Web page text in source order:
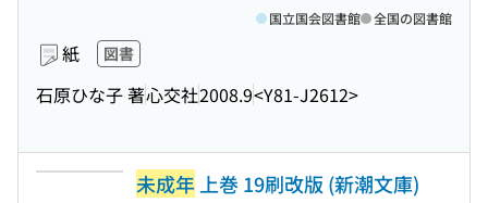
紙 図書
石原ひな子 著心交社2008.9<Y81-J2612>
国立国会図書館 全国の図書館
未成年 上巻 19刷改版 (新潮文庫)